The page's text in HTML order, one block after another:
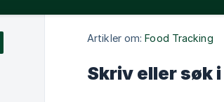
Artikler om: Food Tracking
Skriv eller søk